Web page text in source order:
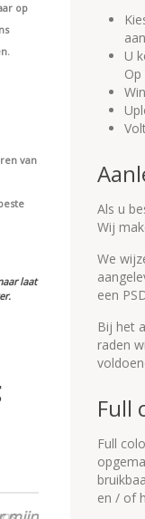
U
Als u
Wij
We
een
Bij het
raden
Full
Full
en / of
op
van
laat